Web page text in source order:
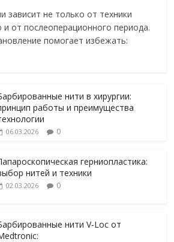
зависит не только от техники
от послеоперационного периода.
помогает избежать:
нити в хирургии:
работы и преимущества
06.03.2026 0
герниопластика:
нитей и техники
02.03.2026 0
нити V-Loc от